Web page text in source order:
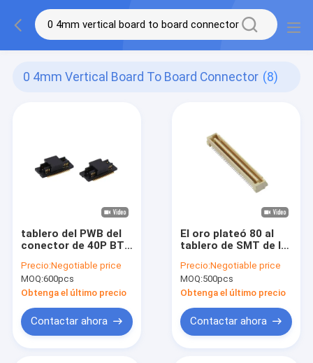
0 4mm Vertical Board To Board Connector (8)
tablero del PWB del
conector de 40P BTB
vertical de la echada
de los conectores
0.5m m
Precio:Negotiable price
MOQ:600pcs
Obtenga el último precio
Contactar ahora
El oro plateó 80 al
tablero de SMT de la
0.8m m del Alfiler
BTB para subir al
enchufe masculino
del conector
Precio:Negotiable price
MOQ:500pcs
Obtenga el último precio
Contactar ahora